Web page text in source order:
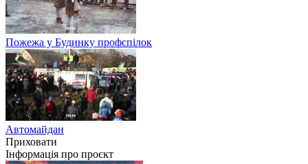
Пожежа у Будинку профспілок
Автомайдан
Приховати
Інформація про проєкт